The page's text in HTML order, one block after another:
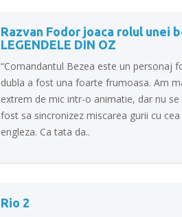
Razvan Fodor joaca rolul unei
LEGENDELE DIN OZ
“Comandantul Bezea este un personaj
dubla a fost una foarte frumoasa. Am
extrem de mic intr-o animatie, dar nu
fost sa sincronizez miscarea gurii cu
engleza. Ca tata da..
Rio 2